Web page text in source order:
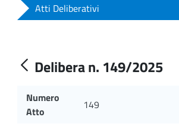
Atti Deliberativi
Delibera n. 149/2025
Numero
Atto
149